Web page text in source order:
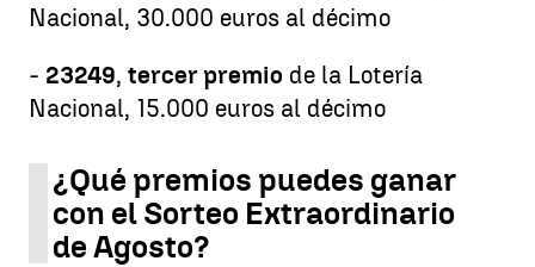
Nacional, 30.000 euros al décimo
- 23249, tercer premio de la Lotería
Nacional, 15.000 euros al décimo
¿Qué premios puedes ganar
con el Sorteo Extraordinario
de Agosto?